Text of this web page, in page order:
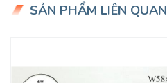
SẢN PHẨM LIÊN QUAN